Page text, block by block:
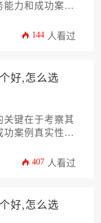
力和成功案例
144 人看过
好,怎么选
关键在于考察其
案例真实性，
407 人看过
好,怎么选